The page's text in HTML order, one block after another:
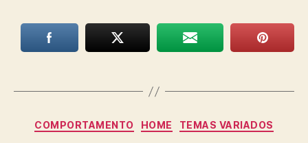
Categorias
COMPORTAMENTO HOME TEMAS VARIADOS